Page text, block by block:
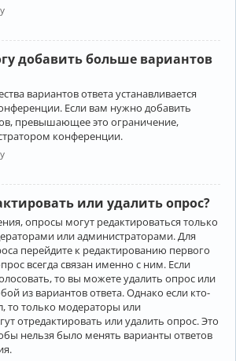
добавить больше вариантов
вариантов ответа устанавливается
Если вам нужно добавить
превышающее это ограничение,
конференции.
или удалить опрос?
опросы могут редактироваться только
или администраторами. Для
перейдите к редактированию первого
всегда связан именно с ним. Если
то вы можете удалить опрос или
из вариантов ответа. Однако если кто-
то только модераторы или
отредактировать или удалить опрос. Это
нельзя было менять варианты ответов